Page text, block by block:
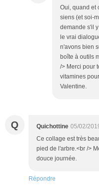
Oui, quand et
siens (et soi-
demande s'il
le vrai
n'avons bien
boîte à outils
/> Merci pour
vitamines
Valentine.
Q Quichottine 05/02/
Ce collage est très
pied de l'arbre.<br />
douce journée.
Répondre